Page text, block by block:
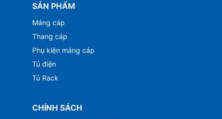
SẢN PHẨM
Máng cáp
Thang cáp
Phụ kiện máng cáp
Tủ điện
Tủ Rack
CHÍNH SÁCH